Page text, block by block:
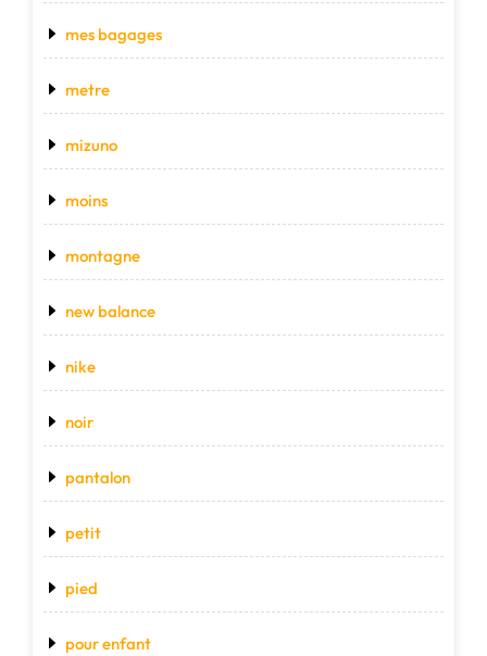
mes bagages
metre
mizuno
moins
montagne
new balance
nike
noir
pantalon
petit
pied
pour enfant